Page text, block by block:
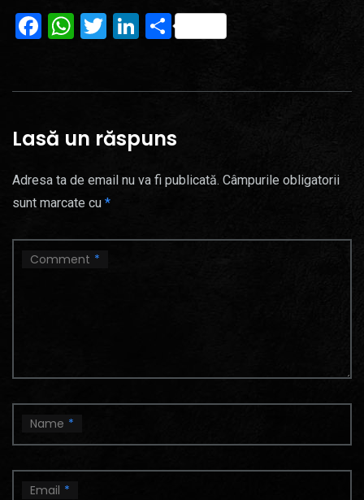
Facebook
WhatsApp
Twitter
LinkedIn
Partajează
Lasă un răspuns
Adresa ta de email nu va fi publicată. Câmpurile obligatorii
sunt marcate cu *
Comment *
Name *
Email *